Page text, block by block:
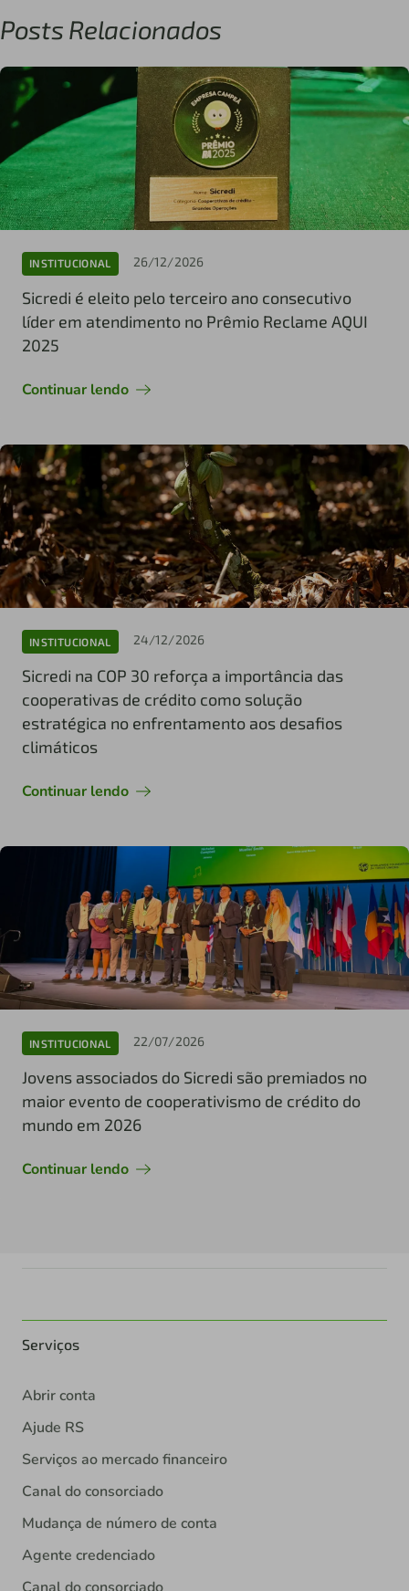
Posts Relacionados
INSTITUCIONAL 26/12/2026
Sicredi é eleito pelo terceiro ano consecutivo
líder em atendimento no Prêmio Reclame AQUI
2025
Continuar lendo
INSTITUCIONAL 24/12/2026
Sicredi na COP 30 reforça a importância das
cooperativas de crédito como solução
estratégica no enfrentamento aos desafios
climáticos
Continuar lendo
INSTITUCIONAL 22/07/2026
Jovens associados do Sicredi são premiados no
maior evento de cooperativismo de crédito do
mundo em 2026
Continuar lendo
Serviços
Abrir conta
Ajude RS
Serviços ao mercado financeiro
Canal do consorciado
Mudança de número de conta
Agente credenciado